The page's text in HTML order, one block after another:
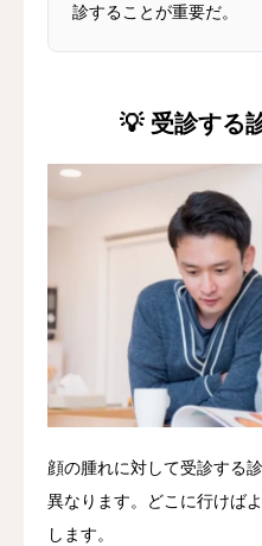
診することが重要だ。
💡 受診する
顔の腫れに対して受診する
異なります。どこに行けば
します。